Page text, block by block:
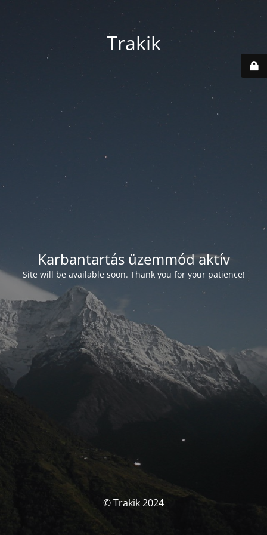
Trakik
Karbantartás üzemmód aktív
Site will be available soon. Thank you for your patience!
© Trakik 2024